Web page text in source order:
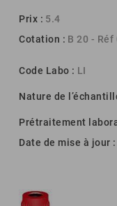
Prix : 5.4
Cotation : B 20 - Réf
Code Labo : LI
Nature de
Prétraitement
Date de mise à jour :